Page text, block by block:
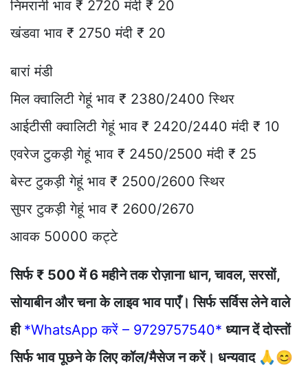
निमरानी भाव ₹ 2720 मंदी ₹ 20
खंडवा भाव ₹ 2750 मंदी ₹ 20
बारां मंडी
मिल क्वालिटी गेहूं भाव ₹ 2380/2400 स्थिर
आईटीसी क्वालिटी गेहूं भाव ₹ 2420/2440 मंदी ₹ 10
एवरेज टुकड़ी गेहूं भाव ₹ 2450/2500 मंदी ₹ 25
बेस्ट टुकड़ी गेहूं भाव ₹ 2500/2600 स्थिर
सुपर टुकड़ी गेहूं भाव ₹ 2600/2670
आवक 50000 कट्टे
सिर्फ ₹ 500 में 6 महीने तक रोज़ाना धान, चावल, सरसों,
सोयाबीन और चना के लाइव भाव पाएँ। सिर्फ सर्विस लेने वाले
ही *WhatsApp करें – 9729757540* ध्यान दें दोस्तों
सिर्फ भाव पूछने के लिए कॉल/मैसेज न करें। धन्यवाद 🙏😊